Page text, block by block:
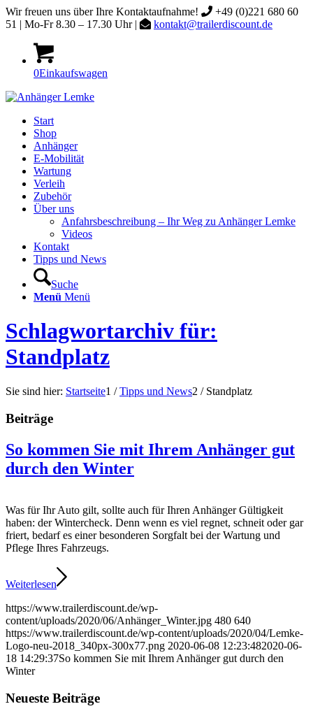
Wir freuen uns über Ihre Kontaktaufnahme!
+49 (0)221 680 60
51 | Mo-Fr 8.30 – 17.30 Uhr |
kontakt@trailerdiscount.de
0Einkaufswagen
Start
Shop
Anhänger
E-Mobilität
Wartung
Verleih
Zubehör
Über uns
Anfahrsbeschreibung – Ihr Weg zu Anhänger Lemke
Videos
Kontakt
Tipps und News
Suche
Menü Menü
Schlagwortarchiv für:
Standplatz
Sie sind hier: Startseite1 / Tipps und News2 / Standplatz
Beiträge
So kommen Sie mit Ihrem Anhänger gut
durch den Winter
Was für Ihr Auto gilt, sollte auch für Ihren Anhänger Gültigkeit
haben: der Wintercheck. Denn wenn es viel regnet, schneit oder gar
friert, bedarf es einer besonderen Sorgfalt bei der Wartung und
Pflege Ihres Fahrzeugs.
Weiterlesen
https://www.trailerdiscount.de/wp-
content/uploads/2020/06/Anhänger_Winter.jpg 480 640
https://www.trailerdiscount.de/wp-content/uploads/2020/04/Lemke-
Logo-neu-2018_340px-300x77.png 2020-06-08 12:23:482020-06-
18 14:29:37So kommen Sie mit Ihrem Anhänger gut durch den
Winter
Neueste Beiträge